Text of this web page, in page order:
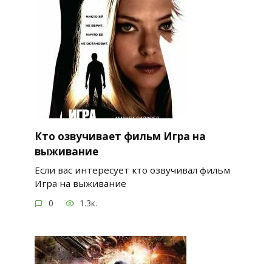
Кто озвучивает фильм Игра на
выживание
Если вас интересует кто озвучивал фильм
Игра на выживание
0 1.3к.